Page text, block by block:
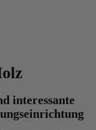
interessante